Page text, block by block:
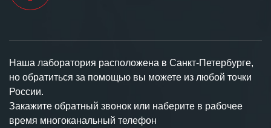
Наша лаборатория расположена в Санкт-Петербурге,
но обратиться за помощью вы можете из любой точки
России.
Закажите обратный звонок или наберите в рабочее
время многоканальный телефон